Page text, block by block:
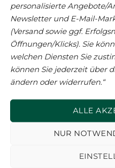
personalisierte Angebote/
Newsletter und E-Mail-
(Versand sowie ggf.
Öffnungen/Klicks). Sie
welchen Diensten Sie
können Sie jederzeit über
ändern oder widerrufen.“
ALLE
NUR
rankeffect digital GmbH
Tel.: +49(0)89 666 622 21
Web:https://
agentur/seo-agentur